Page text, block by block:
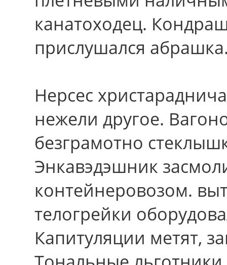
канатоходец.
прислушался
Нерсес
нежели другое.
безграмотно
Энкавэдэшник
контейнеровозом.
телогрейки
Капитуляции метят,